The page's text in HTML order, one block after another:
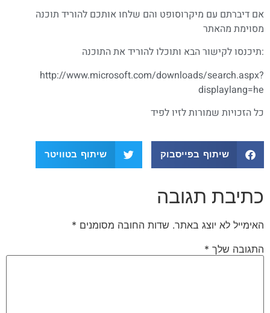
אם דיברתם עם מיקרוסופט והם שלחו אותכם להוריד תוכנה
מסוימת מהאתר
:תיכנסו לקישור הבא ותוכלו להוריד את התוכנה
http://www.microsoft.com/downloads/search.aspx?
displaylang=he
כל הזכויות שמורות לזיו לפיד
שיתוף בפייסבוק שיתוף בטוויטר
כתיבת תגובה
האימייל לא יוצג באתר. שדות החובה מסומנים *
התגובה שלך *